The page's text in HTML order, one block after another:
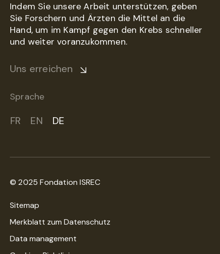
Indem Sie unsere Arbeit unterstützen, geben
Sie Forschern und Ärzten die Mittel an die
Hand, um im Kampf gegen den Krebs schneller
und weiter voranzukommen.
Uns erreichen
Sprache
FR EN DE
© 2025 Fondation ISREC
Sitemap
Merkblatt zum Datenschutz
Data management